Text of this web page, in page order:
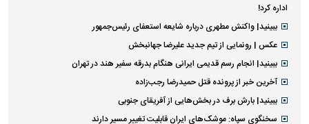
اداره کرد!
ببینید| واکنش مطهری درباره شایعه استعفای رئیس‌جمهور
عکس | رونمایی از تیم جدید علیرضا جهانبخش
ببینید| انجام رسم قدیمی ایرانی هنگام بدرقه سفیر هند در تهران
آخرین خبر از پرونده قتل حمیدرضا رجب‌زاده
ببینید| بارش برف در بخش‌هایی از آفریقای جنوبی
سخنگوی سپاه: موشک‌های ایران قابلیت تغییر مسیر دارند